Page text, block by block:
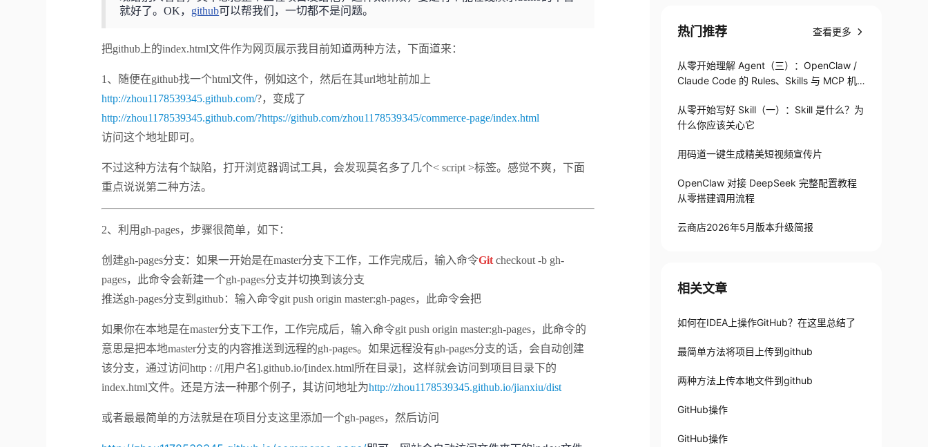
就好了。OK， github可以帮我们，一切都不是问题。
把github上的index.html文件作为网页展示我目前知道两种方法，下面道来：
1、随便在github找一个html文件，例如这个，然后在其url地址前加上
http://zhou1178539345.github.com/?，变成了
http://zhou1178539345.github.com/?https://github.com/zhou1178539345/commerce-page/index.html
访问这个地址即可。
不过这种方法有个缺陷，打开浏览器调试工具，会发现莫名多了几个< script >标签。感觉不爽，下面
重点说说第二种方法。
2、利用gh-pages，步骤很简单，如下：
创建gh-pages分支：如果一开始是在master分支下工作，工作完成后，输入命令Git checkout -b gh-
pages，此命令会新建一个gh-pages分支并切换到该分支
推送gh-pages分支到github：输入命令git push origin master:gh-pages，此命令会把
如果你在本地是在master分支下工作，工作完成后，输入命令git push origin master:gh-pages，此命令的
意思是把本地master分支的内容推送到远程的gh-pages。如果远程没有gh-pages分支的话，会自动创建
该分支，通过访问http : //[用户名].github.io/[index.html所在目录]，这样就会访问到项目目录下的
index.html文件。还是方法一种那个例子，其访问地址为http://zhou1178539345.github.io/jianxiu/dist
或者最最简单的方法就是在项目分支这里添加一个gh-pages，然后访问
热门推荐 查看更多
从零开始理解 Agent（三）：OpenClaw /
Claude Code 的 Rules、Skills 与 MCP 机
从零开始写好 Skill（一）：Skill 是什么？为
什么你应该关心它
用码道一键生成精美短视频宣传片
OpenClaw 对接 DeepSeek 完整配置教程
从零搭建调用流程
云商店2026年5月版本升级简报
相关文章
如何在IDEA上操作GitHub？在这里总结了
最简单方法将项目上传到github
两种方法上传本地文件到github
GitHub操作
GitHub操作